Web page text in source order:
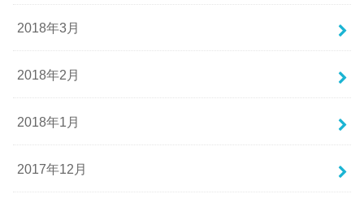
2018年3月
2018年2月
2018年1月
2017年12月